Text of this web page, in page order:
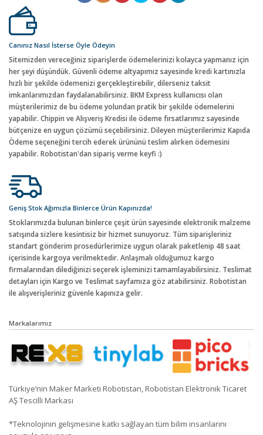
Canınız Nasıl İsterse Öyle Ödeyin
Sitemizden vereceğiniz siparişlerde ödemelerinizi kolayca yapmanız için
her şeyi düşündük. Güvenli ödeme altyapımız sayesinde kredi kartınızla
hızlı bir şekilde ödemenizi gerçekleştirebilir, dilerseniz taksit
imkanlarımızdan faydalanabilirsiniz. BKM Express kullanıcısı olan
müşterilerimiz de bu ödeme yolundan pratik bir şekilde ödemelerini
yapabilir. Chippin ve Alışveriş Kredisi ile ödeme fırsatlarımız sayesinde
bütçenize en uygun çözümü seçebilirsiniz. Dileyen müşterilerimiz Kapıda
Ödeme seçeneğini tercih ederek ürününü teslim alırken ödemesini
yapabilir. Robotistan'dan sipariş verme keyfi :)
Geniş Stok Ağımızla Binlerce Ürün Kapınızda!
Stoklarımızda bulunan binlerce çeşit ürün sayesinde elektronik malzeme
satışında sizlere kesintisiz bir hizmet sunuyoruz. Tüm siparişleriniz
standart gönderim prosedürlerimize uygun olarak paketlenip 48 saat
içerisinde kargoya verilmektedir. Anlaşmalı olduğumuz kargo
firmalarından dilediğinizi seçerek işleminizi tamamlayabilirsiniz. Teslimat
detayları için Kargo ve Teslimat sayfamıza göz atabilirsiniz. Robotistan
ile alışverişleriniz güvenle kapınıza gelir.
Markalarımız
Türkiye’nin Maker Marketi Robotistan, Robotistan Elektronik Ticaret
AŞ Tescilli Markası
*Teknolojinin gelişmesine katkı sağlayan tüm bilim insanlarını